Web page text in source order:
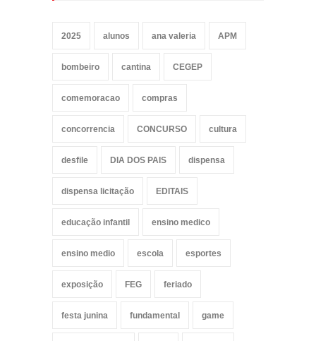
2025 alunos ana valeria APM
bombeiro cantina CEGEP
comemoracao compras
concorrencia CONCURSO cultura
desfile DIA DOS PAIS dispensa
dispensa licitação EDITAIS
educação infantil ensino medico
ensino medio escola esportes
exposição FEG feriado
festa junina fundamental game